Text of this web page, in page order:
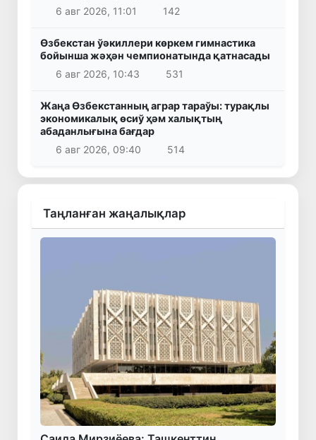
6 авг 2026, 11:01
142
Өзбекстан ўәкиллери көркем гимнастика
бойынша жәҳән чемпионатында қатнасады
6 авг 2026, 10:43
531
Жаңа Өзбекстанның аграр тараўы: турақлы
экономикалық өсиў ҳәм халықтың
абаданлығына бағдар
6 авг 2026, 09:40
514
Таңланған жаңалықлар